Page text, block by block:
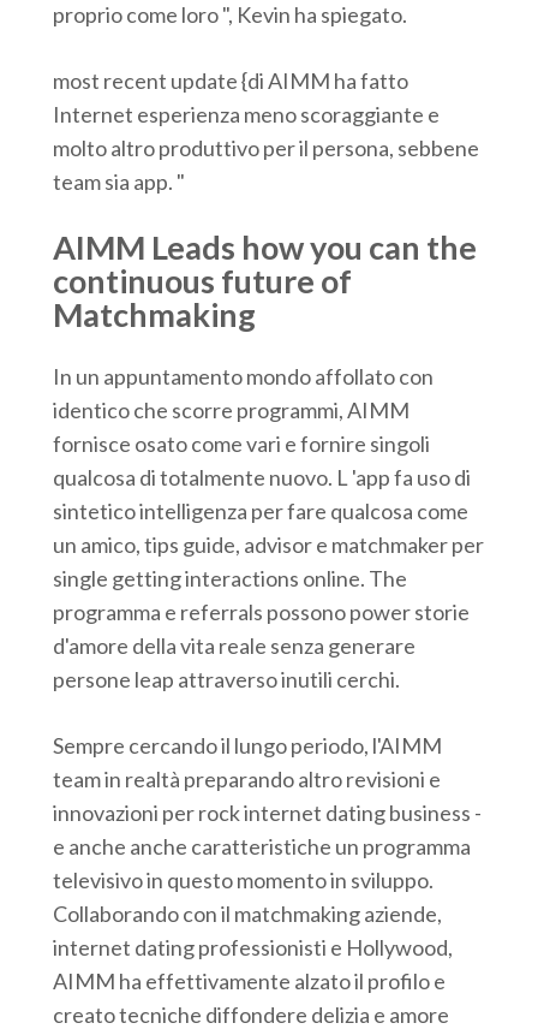
proprio come loro ", Kevin ha spiegato.
most recent update {di AIMM ha fatto
Internet esperienza meno scoraggiante e
molto altro produttivo per il persona, sebbene
team sia app. "
AIMM Leads how you can the
continuous future of
Matchmaking
In un appuntamento mondo affollato con
identico che scorre programmi, AIMM
fornisce osato come vari e fornire singoli
qualcosa di totalmente nuovo. L 'app fa uso di
sintetico intelligenza per fare qualcosa come
un amico, tips guide, advisor e matchmaker per
single getting interactions online. The
programma e referrals possono power storie
d'amore della vita reale senza generare
persone leap attraverso inutili cerchi.
Sempre cercando il lungo periodo, l'AIMM
team in realtà preparando altro revisioni e
innovazioni per rock internet dating business -
e anche anche caratteristiche un programma
televisivo in questo momento in sviluppo.
Collaborando con il matchmaking aziende,
internet dating professionisti e Hollywood,
AIMM ha effettivamente alzato il profilo e
creato tecniche diffondere delizia e amore